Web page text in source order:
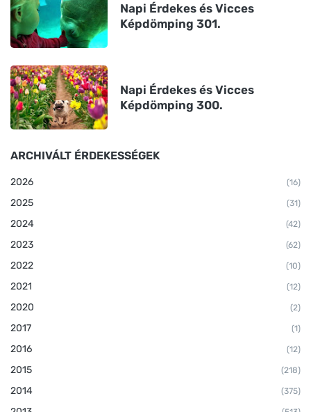
Napi Érdekes és Vicces
Képdömping 301.
Napi Érdekes és Vicces
Képdömping 300.
ARCHIVÁLT ÉRDEKESSÉGEK
2026 (16)
2025 (31)
2024 (42)
2023 (62)
2022 (10)
2021 (12)
2020 (2)
2017 (1)
2016 (12)
2015 (218)
2014 (375)